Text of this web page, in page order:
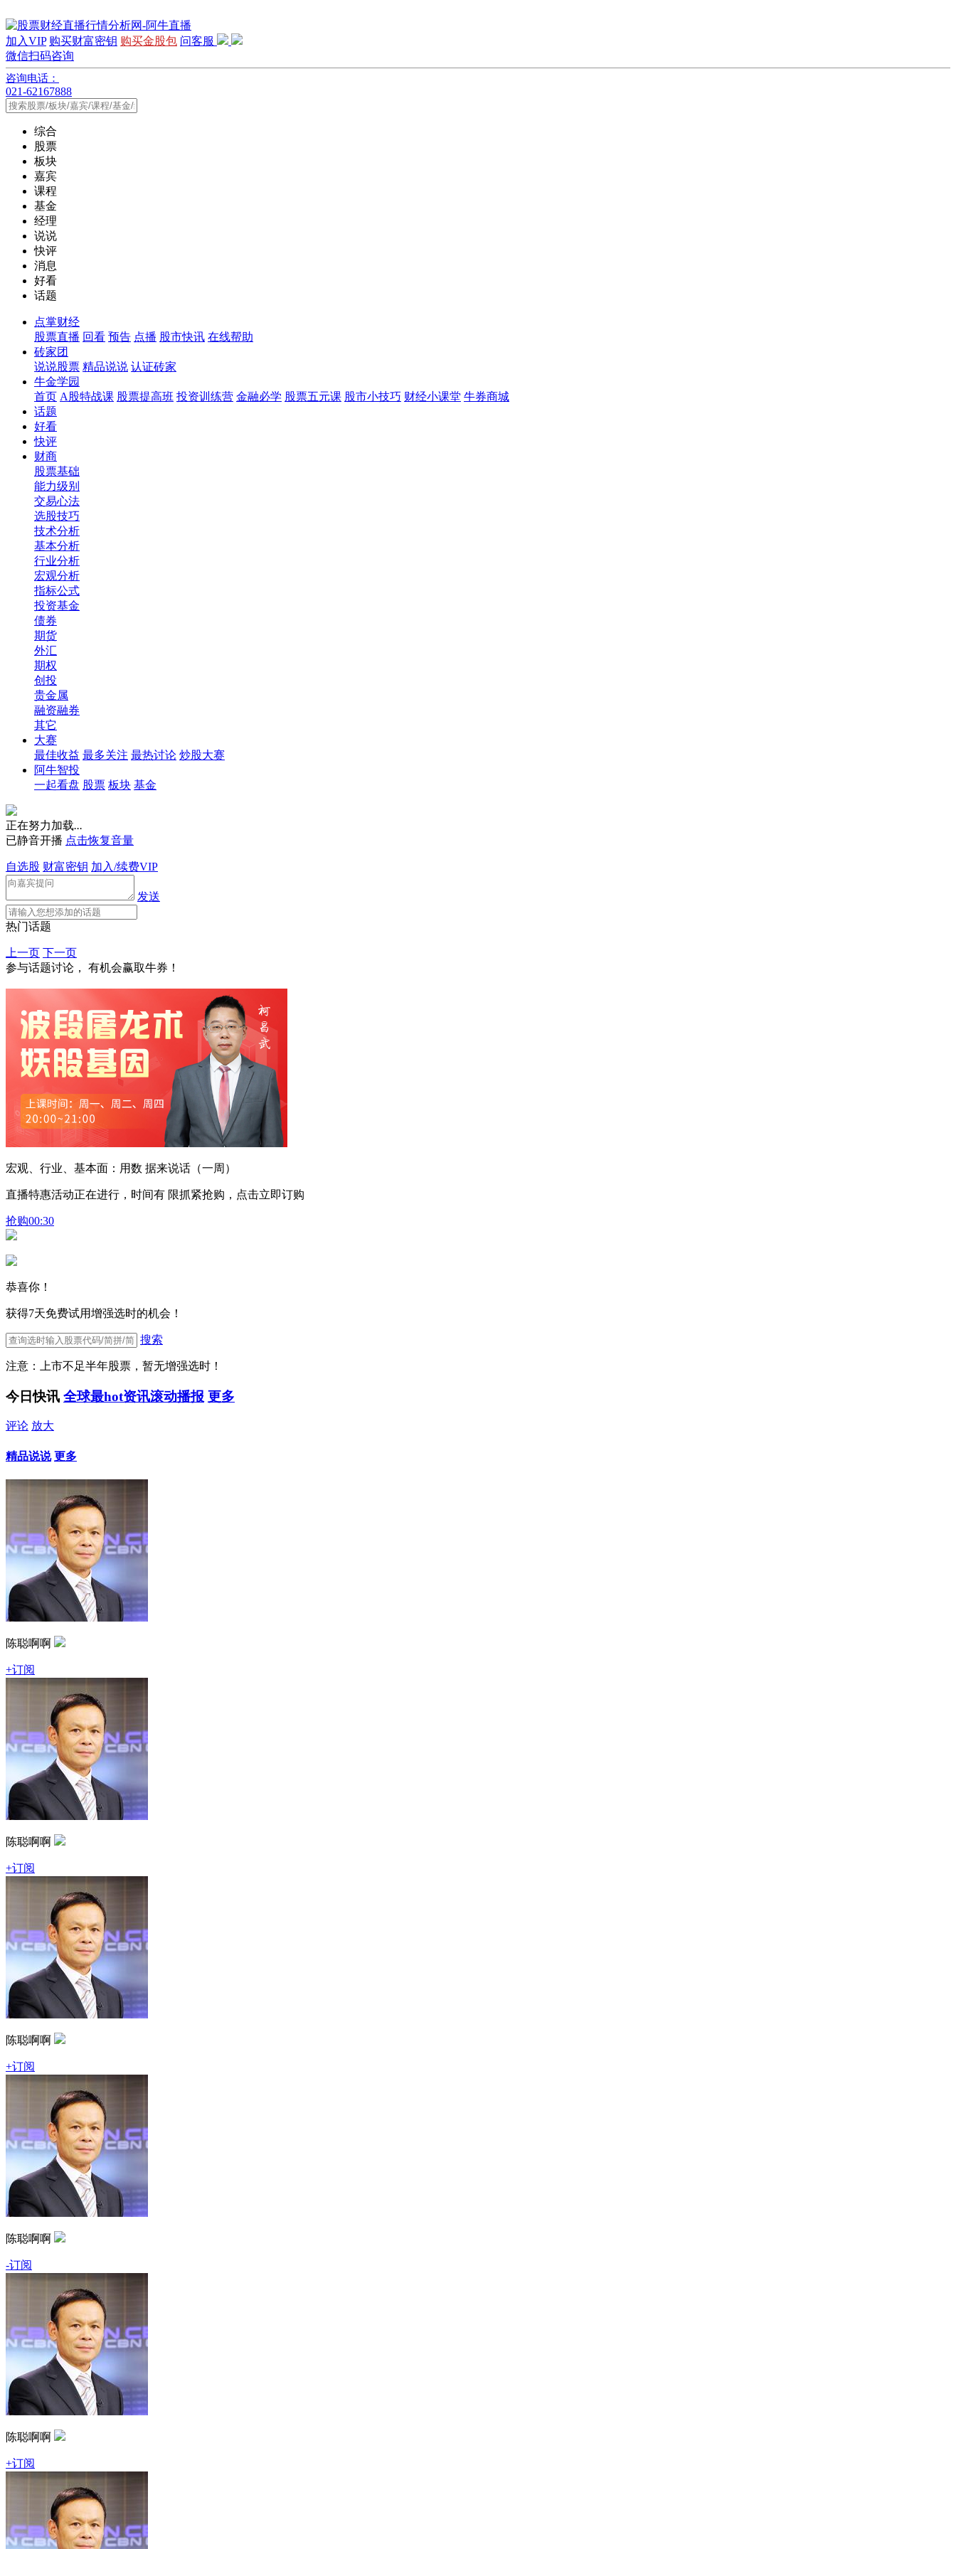
加入VIP 购买财富密钥 购买金股包 问客服
微信扫码咨询
咨询电话：
021-62167888
综合
股票
板块
嘉宾
课程
基金
经理
说说
快评
消息
好看
话题
点掌财经
股票直播 回看 预告 点播 股市快讯 在线帮助
砖家团
说说股票 精品说说 认证砖家
牛金学园
首页 A股特战课 股票提高班 投资训练营 金融必学 股票五元课 股市小技巧 财经小课堂 牛券商城
话题
好看
快评
财商
股票基础
能力级别
交易心法
选股技巧
技术分析
基本分析
行业分析
宏观分析
指标公式
投资基金
债券
期货
外汇
期权
创投
贵金属
融资融券
其它
大赛
最佳收益 最多关注 最热讨论 炒股大赛
阿牛智投
一起看盘 股票 板块 基金
正在努力加载...
已静音开播 点击恢复音量
自选股 财富密钥 加入/续费VIP
发送
热门话题
上一页 下一页
参与话题讨论， 有机会赢取牛券！
宏观、行业、基本面：用数 据来说话（一周）
直播特惠活动正在进行，时间有 限抓紧抢购，点击立即订购
抢购00:30
恭喜你！
获得7天免费试用增强选时的机会！
搜索
注意：上市不足半年股票，暂无增强选时！
今日快讯 全球最hot资讯滚动播报 更多
评论 放大
精品说说 更多
陈聪啊啊
+订阅
陈聪啊啊
+订阅
陈聪啊啊
+订阅
陈聪啊啊
-订阅
陈聪啊啊
+订阅